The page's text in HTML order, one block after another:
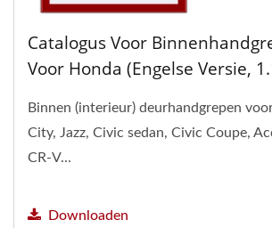
Catalogus Voor
Voor Honda (Engelse Versie,
Binnen (interieur) deurhandgrepen
City, Jazz, Civic sedan, Civic Coupe,
CR-V...
Downloaden